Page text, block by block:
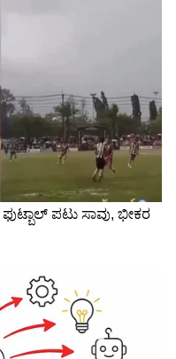
ಇತರೆ ವರ್ಗಕ್ಕೆ